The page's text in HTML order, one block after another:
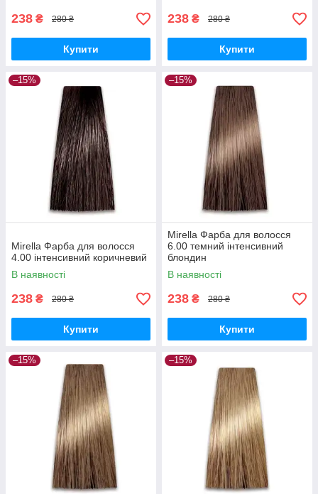
238 ₴ 280 ₴
Купити
238 ₴ 280 ₴
Купити
–15%
Mirella Фарба для волосся
4.00 інтенсивний коричневий
В наявності
238 ₴ 280 ₴
Купити
–15%
Mirella Фарба для волосся
6.00 темний інтенсивний
блондин
В наявності
238 ₴ 280 ₴
Купити
–15% –15%